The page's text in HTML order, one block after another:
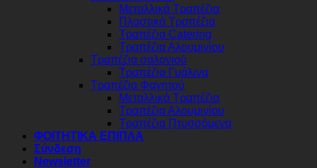
Μεταλλικά Τραπέζια
Πλαστικά Τραπέζια
Τραπέζια Catering
Τραπέζια Αλουμινίου
Τραπέζια σαλονιού
Τραπέζια Γυάλινα
Τραπέζια Φαγητού
Μεταλλικά Τραπέζια
Τραπέζια Αλουμινίου
Τραπέζια Πτυσσόμενα
ΦΟΙΤΗΤΙΚΑ ΕΠΙΠΛΑ
Σύνδεση
Newsletter